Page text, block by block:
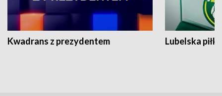
Kwadrans z prezydentem Lubelska piłka